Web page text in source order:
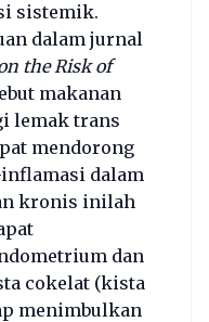
sistemik.
dalam jurnal
the Risk of
makanan
lemak trans
mendorong
dalam
kronis inilah
dan
cokelat (kista
menimbulkan